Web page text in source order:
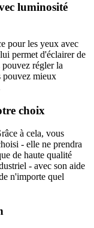
luminosité
pour les yeux avec
permet d'éclairer de
régler la
pouvez mieux
choix
à cela, vous
- elle ne prendra
de haute qualité
- avec son aide
n'importe quel